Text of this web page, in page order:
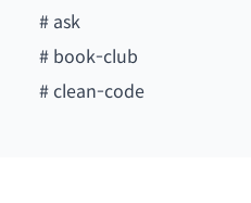
# ask
# book-club
#clean-code